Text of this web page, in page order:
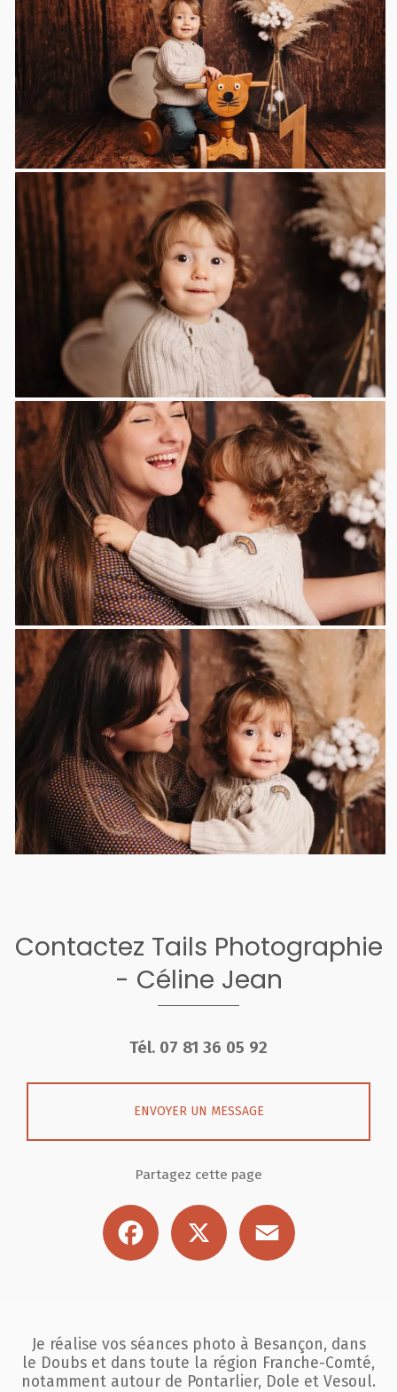
Contactez Tails Photographie
- Céline Jean
Tél. 07 81 36 05 92
ENVOYER UN MESSAGE
Partagez cette page
Facebook
Je réalise vos séances photo à Besançon, dans
le Doubs et dans toute la région Franche-Comté,
notamment autour de Pontarlier, Dole et Vesoul.